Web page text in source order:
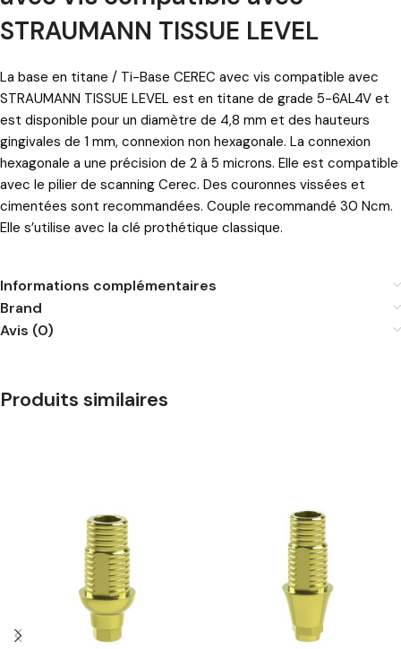
STRAUMANN TISSUE LEVEL
La base en titane / Ti-Base CEREC avec vis compatible avec
STRAUMANN TISSUE LEVEL est en titane de grade 5-6AL4V et
est disponible pour un diamètre de 4,8 mm et des hauteurs
gingivales de 1 mm, connexion non hexagonale. La connexion
hexagonale a une précision de 2 à 5 microns. Elle est compatible
avec le pilier de scanning Cerec. Des couronnes vissées et
cimentées sont recommandées. Couple recommandé 30 Ncm.
Elle s’utilise avec la clé prothétique classique.
Informations complémentaires
Brand
Avis (0)
Produits similaires